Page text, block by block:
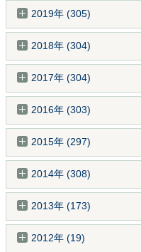
2019年 (305)
2018年 (304)
2017年 (304)
2016年 (303)
2015年 (297)
2014年 (308)
2013年 (173)
2012年 (19)